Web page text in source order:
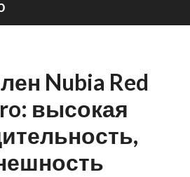
Nubia Red
высокая